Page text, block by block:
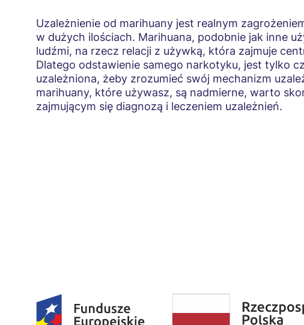
Uzależnienie od marihuany jest realnym
w dużych ilościach. Marihuana, podobnie jak inne
ludźmi, na rzecz relacji z używką, która zajmuje
Dlatego odstawienie samego narkotyku, jest tylko
uzależniona, żeby zrozumieć swój mechanizm
marihuany, które używasz, są nadmierne, warto
zajmującym się diagnozą i leczeniem uzależnień.